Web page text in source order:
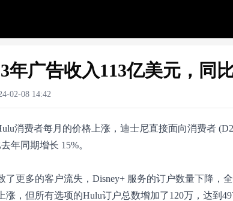
年广告收入113亿美元，同
02-08 14:42
消费者每月的价格上涨，迪士尼直接面向消费者
年同期增长 15%。
了更多的客户流失，Disney+ 服务的订户数量下降，
涨，但所有选项的Hulu订户总数增加了120万，达到